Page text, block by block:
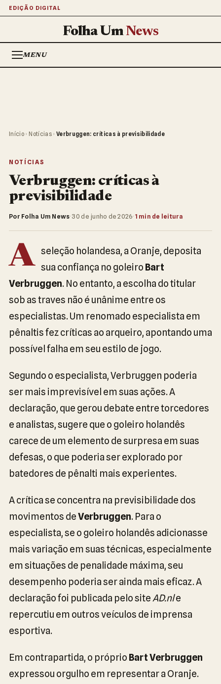
EDIÇÃO DIGITAL
Folha UmNews
MENU
Início › Notícias › Verbruggen: críticas à previsibilidade
NOTÍCIAS
Verbruggen: críticas à
previsibilidade
Por Folha Um News· 30 de junho de 2026· 1 min de leitura
A seleção holandesa, a Oranje, deposita
sua confiança no goleiro Bart
Verbruggen. No entanto, a escolha do titular
sob as traves não é unânime entre os
especialistas. Um renomado especialista em
pênaltis fez críticas ao arqueiro, apontando uma
possível falha em seu estilo de jogo.
Segundo o especialista, Verbruggen poderia
ser mais imprevisível em suas ações. A
declaração, que gerou debate entre torcedores
e analistas, sugere que o goleiro holandês
carece de um elemento de surpresa em suas
defesas, o que poderia ser explorado por
batedores de pênalti mais experientes.
A crítica se concentra na previsibilidade dos
movimentos deVerbruggen. Para o
especialista, se o goleiro holandês adicionasse
mais variação em suas técnicas, especialmente
em situações de penalidade máxima, seu
desempenho poderia ser ainda mais eficaz. A
declaração foi publicada pelo site AD.nle
repercutiu em outros veículos de imprensa
esportiva.
Em contrapartida, o próprio Bart Verbruggen
expressou orgulho em representar a Oranje.